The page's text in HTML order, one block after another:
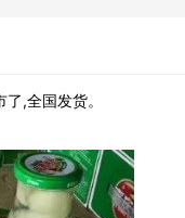
,全国发货。